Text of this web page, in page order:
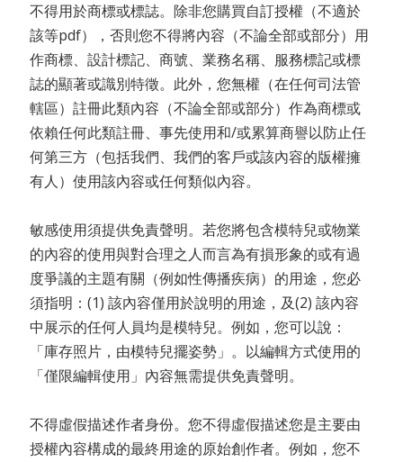
不得用於商標或標誌。除非您購買自訂授權（不適於
該等pdf），否則您不得將內容（不論全部或部分）用
作商標、設計標記、商號、業務名稱、服務標記或標
誌的顯著或識別特徵。此外，您無權（在任何司法管
轄區）註冊此類內容（不論全部或部分）作為商標或
依賴任何此類註冊、事先使用和/或累算商譽以防止任
何第三方（包括我們、我們的客戶或該內容的版權擁
有人）使用該內容或任何類似內容。
敏感使用須提供免責聲明。若您將包含模特兒或物業
的內容的使用與對合理之人而言為有損形象的或有過
度爭議的主題有關（例如性傳播疾病）的用途，您必
須指明：(1) 該內容僅用於說明的用途，及(2) 該內容
中展示的任何人員均是模特兒。例如，您可以說：
「庫存照片，由模特兒擺姿勢」。以編輯方式使用的
「僅限編輯使用」內容無需提供免責聲明。
不得虛假描述作者身份。您不得虛假描述您是主要由
授權內容構成的最終用途的原始創作者。例如，您不